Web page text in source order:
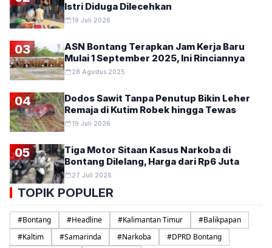
Istri Diduga Dilecehkan
19 Juli 2026
03
ASN Bontang Terapkan Jam Kerja Baru
Mulai 1 September 2025, Ini Rinciannya
28 Agustus 2025
04
Dodos Sawit Tanpa Penutup Bikin Leher
Remaja di Kutim Robek hingga Tewas
19 Juli 2026
05
Tiga Motor Sitaan Kasus Narkoba di
Bontang Dilelang, Harga dari Rp6 Juta
27 Juli 2026
TOPIK POPULER
#Bontang #Headline #Kalimantan Timur #Balikpapan
#Kaltim #Samarinda #Narkoba #DPRD Bontang